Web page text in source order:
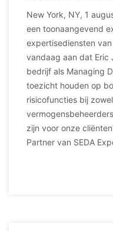
New York, NY, 1
een toonaangevend
expertisediensten
vandaag aan dat
bedrijf als Managing
toezicht houden op
risicofuncties bij
zijn voor onze
Partner van SEDA